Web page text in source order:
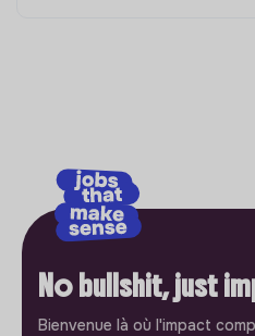
No bullshit, just
Bienvenue là où l'impact